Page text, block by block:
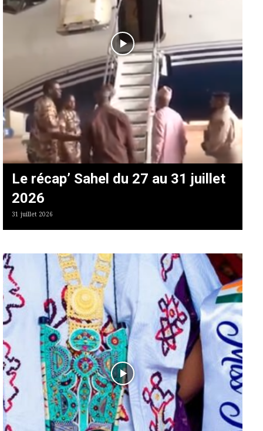
Le récap’ Sahel du 27 au 31 juillet
2026
31 juillet 2026